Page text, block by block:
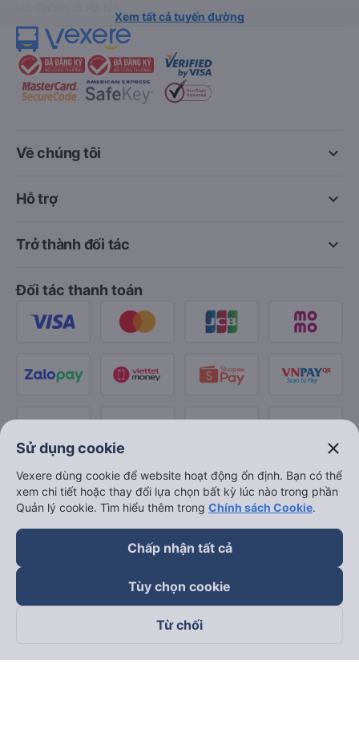
Xem tất cả tuyến đường
keyboard_arrow_down
Về chúng tôi
keyboard_arrow_down
Hỗ trợ
keyboard_arrow_down
Trở thành đối tác
Đối tác thanh toán
Theo dõi chúng tôi trên
Sử dụng cookie close
Vexere dùng cookie để website hoạt động ổn định. Bạn có thể
xem chi tiết hoặc thay đổi lựa chọn bất kỳ lúc nào trong phần
Quản lý cookie. Tìm hiểu thêm trong Chính sách Cookie.
Chấp nhận tất cả
Tùy chọn cookie
Từ chối